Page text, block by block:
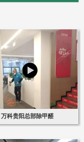
万科贵阳总部除甲醛